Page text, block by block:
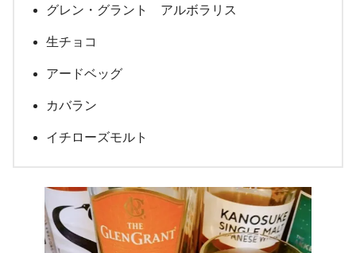
グレン・グラント アルボラリス
生チョコ
アードベッグ
カバラン
イチローズモルト